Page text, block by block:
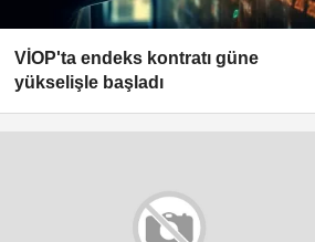
VİOP'ta endeks kontratı güne
yükselişle başladı